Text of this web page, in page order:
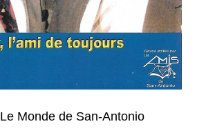
Le Monde de San-Antonio